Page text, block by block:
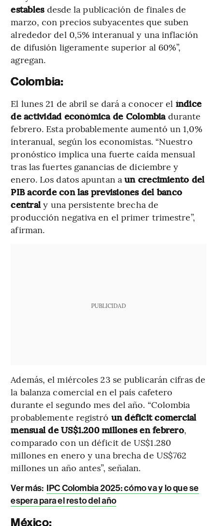
estables desde la publicación de finales de
marzo, con precios subyacentes que suben
alrededor del 0,5% interanual y una inflación
de difusión ligeramente superior al 60%”,
agregan.
Colombia:
El lunes 21 de abril se dará a conocer el índice
de actividad económica de Colombiadurante
febrero. Esta probablemente aumentó un 1,0%
interanual, según los economistas. “Nuestro
pronóstico implica una fuerte caída mensual
tras las fuertes ganancias de diciembre y
enero. Los datos apuntan aun crecimiento del
PIB acorde con las previsiones del banco
centraly una persistente brecha de
producción negativa en el primer trimestre”,
afirman.
PUBLICIDAD
Además, el miércoles 23 se publicarán cifras de
la balanza comercial en el país cafetero
durante el segundo mes del año. “Colombia
probablemente registró un déficit comercial
mensual de US$1.200 millones en febrero,
comparado con un déficit de US$1.280
millones en enero y una brecha de US$762
millones un año antes”, señalan.
Ver más: IPC Colombia 2025: cómo va y lo que se
espera para el resto del año
México: